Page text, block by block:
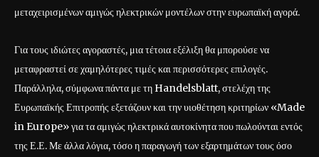
μεταχειρισμένων αμιγώς ηλεκτρικών μοντέλων στην ευρωπαϊκή αγορά.
Για τους ιδιώτες αγοραστές, μια τέτοια εξέλιξη θα μπορούσε να
μεταφραστεί σε χαμηλότερες τιμές και περισσότερες επιλογές.
Παράλληλα, σύμφωνα πάντα με τη Handelsblatt, στελέχη της
Ευρωπαϊκής Επιτροπής εξετάζουν και την υιοθέτηση κριτηρίων «Made
in Europe» για τα αμιγώς ηλεκτρικά αυτοκίνητα που πωλούνται εντός
της Ε.Ε. Με άλλα λόγια, τόσο η παραγωγή των εξαρτημάτων τους όσο